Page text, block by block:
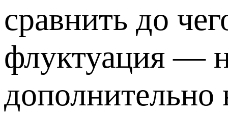
сравнить до
флуктуация —